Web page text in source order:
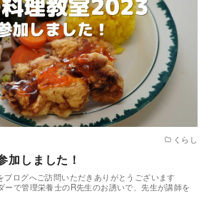
くらし
加しました！
ログへご訪問いただきありがとうございます
ーで管理栄養士のR先生のお誘いで、先生が講師を